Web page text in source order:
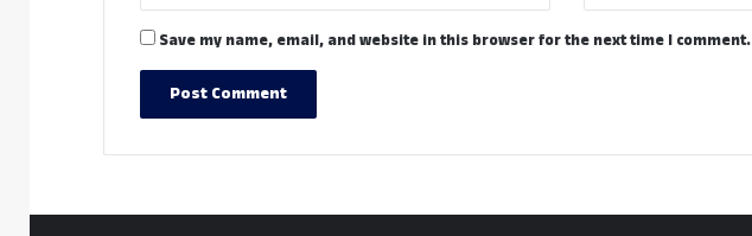
Save my name, email, and website in this browser for the next time I comment.